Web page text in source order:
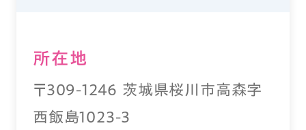
所在地
〒309-1246 茨城県桜川市高森字
西飯島1023-3